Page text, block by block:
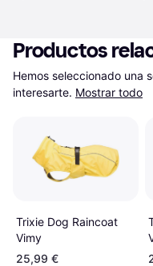
Productos
Hemos seleccionado una
interesarte. Mostrar todo
Trixie Dog Raincoat
Vimy
25,99 €